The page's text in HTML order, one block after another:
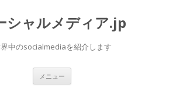
シャルメディア.jp
中のsocialmediaを紹介します
メニュー